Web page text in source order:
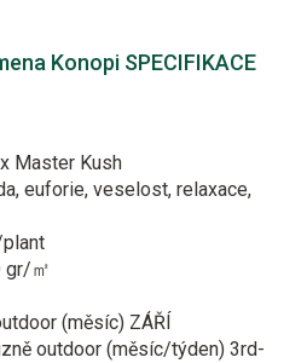
Konopi SPECIFIKACE
Master Kush
euforie, veselost, relaxace,
gr/㎡
(měsíc) ZÁŘÍ
outdoor (měsíc/týden) 3rd-